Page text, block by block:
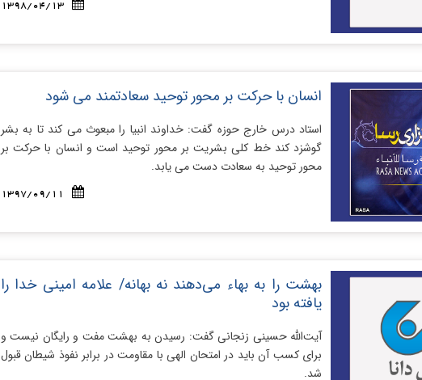
1398/04/13
انسان با حرکت بر محور توحید سعادتمند می شود
استاد درس خارج حوزه گفت: خداوند انبیا را مبعوث می کند تا به بشر
گوشزد کند خط کلی بشریت بر محور توحید است و انسان با حرکت بر
محور توحید به سعادت دست می یابد.
1397/09/11
بهشت را به بهاء می‌دهند نه بهانه/ علامه امینی خدا را
یافته بود
آیت‌الله حسینی زنجانی گفت: رسیدن به بهشت مفت و رایگان نیست و
برای کسب آن باید در امتحان الهی با مقاومت در برابر نفوذ شیطان قبول
شد.